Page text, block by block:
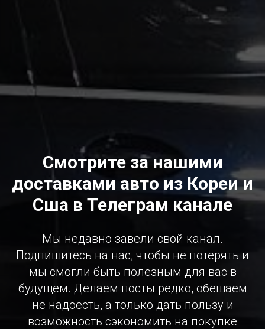
Смотрите за нашими
доставками авто из Кореи и
Сша в Телеграм канале
Мы недавно завели свой канал.
Подпишитесь на нас, чтобы не потерять и
мы смогли быть полезным для вас в
будущем. Делаем посты редко, обещаем
не надоесть, а только дать пользу и
возможность сэкономить на покупке